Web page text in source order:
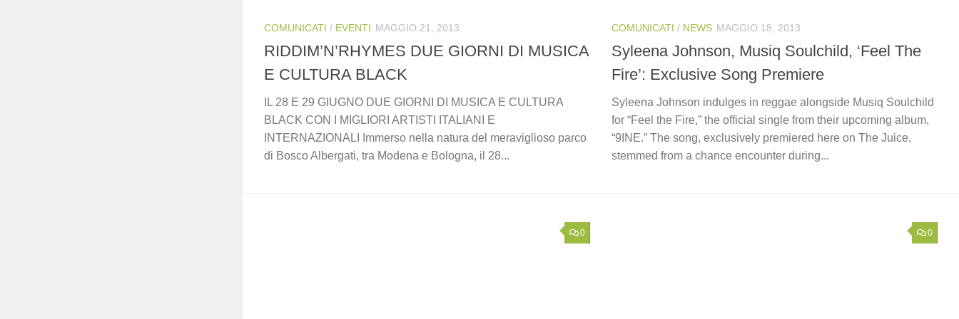
COMUNICATI / EVENTI MAGGIO 21, 2013
RIDDIM’N’RHYMES DUE GIORNI DI MUSICA
E CULTURA BLACK
IL 28 E 29 GIUGNO DUE GIORNI DI MUSICA E CULTURA
BLACK CON I MIGLIORI ARTISTI ITALIANI E
INTERNAZIONALI Immerso nella natura del meraviglioso parco
di Bosco Albergati, tra Modena e Bologna, il 28...
COMUNICATI / NEWS MAGGIO 18, 2013
Syleena Johnson, Musiq Soulchild, ‘Feel The
Fire’: Exclusive Song Premiere
Syleena Johnson indulges in reggae alongside Musiq Soulchild
for “Feel the Fire,” the official single from their upcoming album,
“9INE.” The song, exclusively premiered here on The Juice,
stemmed from a chance encounter during...
0 0